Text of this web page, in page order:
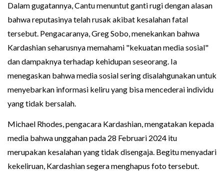
Dalam gugatannya, Cantu menuntut ganti rugi dengan alasan
bahwa reputasinya telah rusak akibat kesalahan fatal
tersebut. Pengacaranya, Greg Sobo, menekankan bahwa
Kardashian seharusnya memahami "kekuatan media sosial"
dan dampaknya terhadap kehidupan seseorang. Ia
menegaskan bahwa media sosial sering disalahgunakan untuk
menyebarkan informasi keliru yang bisa mencederai individu
yang tidak bersalah.
Michael Rhodes, pengacara Kardashian, mengatakan kepada
media bahwa unggahan pada 28 Februari 2024 itu
merupakan kesalahan yang tidak disengaja. Begitu menyadari
kekeliruan, Kardashian segera menghapus foto tersebut.